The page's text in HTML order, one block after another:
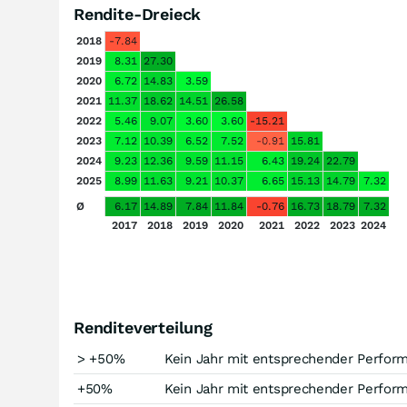
Rendite-Dreieck
2018
-7.84
2019
8.31 27.30
2020
6.72 14.83
3.59
2021 11.37 18.62 14.51 26.58
2022
5.46 9.07 3.60 3.60 -15.21
2023
7.12 10.39 6.52 7.52 -0.91 15.81
2024
9.23 12.36 9.59 11.15 6.43 19.24 22.79
2025
8.99 11.63 9.21 10.37 6.65 15.13 14.79
7.32
Ø
6.17 14.89 7.84 11.84 -0.76 16.73 18.79
7.32
2017
2018 2019 2020 2021 2022 2023 2024
Renditeverteilung
> +50%
Kein Jahr mit entsprechender
+50%
Kein Jahr mit entsprechender